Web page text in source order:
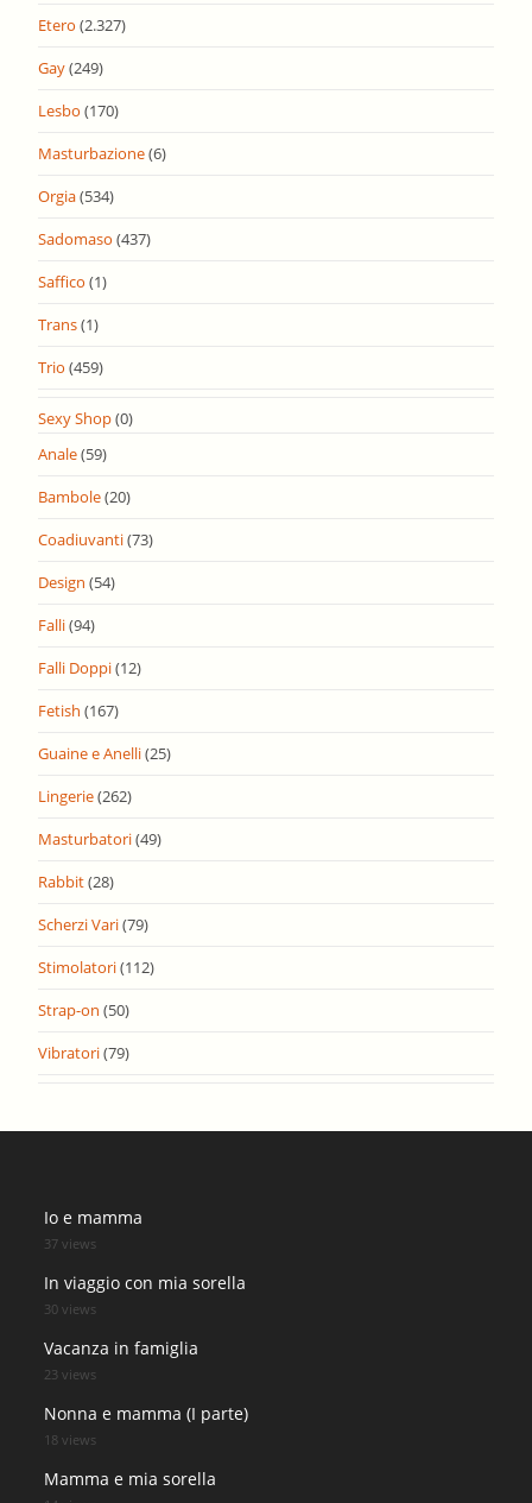
Etero (2.327)
Gay(249)
Lesbo (170)
Masturbazione(6)
Orgia(534)
Sadomaso (437)
Saffico (1)
Trans(1)
Trio (459)
Sexy Shop(0)
Anale(59)
Bambole(20)
Coadiuvanti(73)
Design (54)
Falli(94)
Falli Doppi(12)
Fetish (167)
Guaine e Anelli(25)
Lingerie(262)
Masturbatori(49)
Rabbit(28)
Scherzi Vari(79)
Stimolatori(112)
Strap-on (50)
Vibratori(79)
Io e mamma
37 views
In viaggio con mia sorella
30 views
Vacanza in famiglia
23 views
Nonna e mamma (I parte)
18 views
Mamma e mia sorella